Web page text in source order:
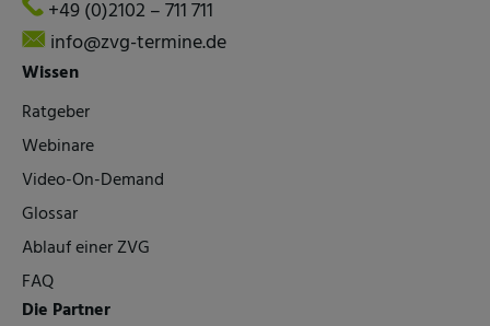
+49 (0)2102 – 711 711
info@zvg-termine.de
Wissen
Ratgeber
Webinare
Video-On-Demand
Glossar
Ablauf einer ZVG
FAQ
Die Partner